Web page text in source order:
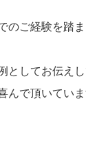
のご経験を踏
としてお伝え
んで頂いていま